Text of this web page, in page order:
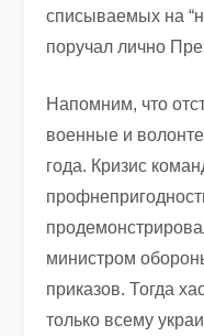
списываемых на
поручал лично
Напомним, что
военные и
года. Кризис
министром
приказов. Тогда
только всему